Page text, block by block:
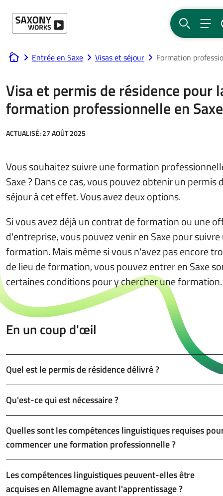
www.saxony-works.com
Entrée en Saxe Visas et séjour Formation
Visa et permis de résidence pour
formation professionnelle en Saxe
ACTUALISÉ:27 AOÛT 2025
Vous souhaitez suivre une formation
Saxe ? Dans ce cas, vous pouvez obtenir un permis
séjour à cet effet. Vous avez deux options.
Si vous avez déjà un contrat de formation ou une
d'entreprise, vous pouvez venir en Saxe pour suivre
formation. Mais même si vous n'avez pas encore
de lieu de formation, vous pouvez entrer en Saxe
certaines conditions pour y chercher une formation.
En un coup d'œil
Quel est le permis de résidence délivré ?
Qu'est-ce qui est nécessaire ?
Quelles sont les compétences linguistiques requises
commencer une formation professionnelle ?
Les compétences linguistiques peuvent-elles être
acquises en Allemagne avant l'apprentissage ?